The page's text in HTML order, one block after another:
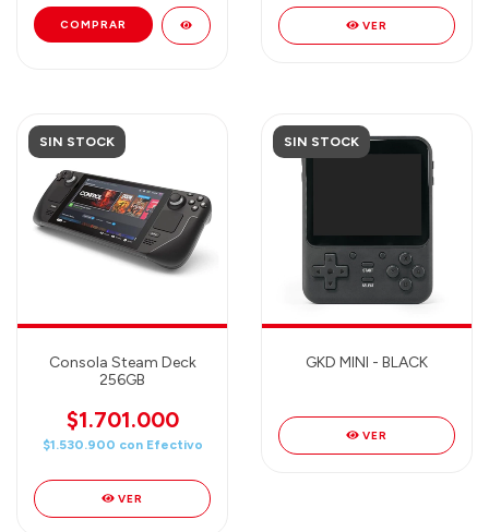
Megadrive, Super
Nintendo) 7.000 juegos
VER
SIN STOCK
Consola Steam Deck
256GB
$1.701.000
$1.530.900 con Efectivo
VER
SIN STOCK
GKD MINI - BLACK
VER